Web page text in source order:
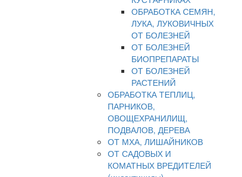
ОБРАБОТКА СЕМЯН,
ЛУКА, ЛУКОВИЧНЫХ
ОТ БОЛЕЗНЕЙ
ОТ БОЛЕЗНЕЙ
БИОПРЕПАРАТЫ
ОТ БОЛЕЗНЕЙ
РАСТЕНИЙ
ОБРАБОТКА ТЕПЛИЦ,
ПАРНИКОВ,
ОВОЩЕХРАНИЛИЩ,
ПОДВАЛОВ, ДЕРЕВА
ОТ МХА, ЛИШАЙНИКОВ
ОТ САДОВЫХ И
КОМАТНЫХ ВРЕДИТЕЛЕЙ